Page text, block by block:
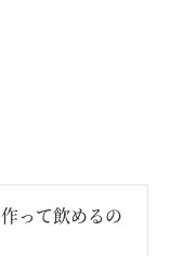
って飲めるの